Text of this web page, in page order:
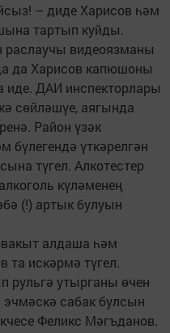
– диде Харисов һәм
тартып куйды.
раслаучы видеоязманы
да Харисов капюшоны
иде. ДАИ инспекторлары
сөйләшүе, аягында
Район үзәк
бүлегендә үткәрелгән
түгел. Алкотестер
күләменең
(!) артык булуын
алдаша һәм
та искәрмә түгел.
рульгә утырганы өчен
сабак булсын
Феликс Мәгъданов.